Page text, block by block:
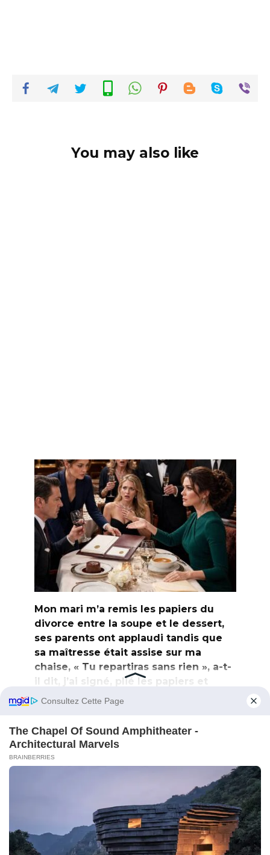
You may also like
Mon mari m’a remis les papiers du
divorce entre la soupe et le dessert,
ses parents ont applaudi tandis que
sa maîtresse était assise sur ma
chaise, « Tu repartiras sans rien », a-t-
il dit, j’ai signé, plié les papiers et
demandé au serveur d’apporter une
avocat nous a rejoints et a posé les
documents de propriété à côté de
son verre de vin.